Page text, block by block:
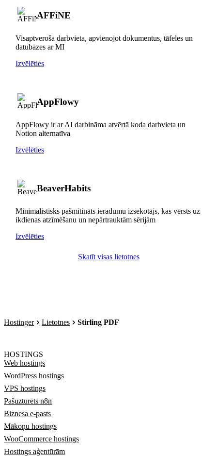
AFFiNE
Visaptveroša darbvieta, apvienojot dokumentus, tāfeles un
datubāzes ar MI
Izvēlēties
AppFlowy
AppFlowy ir ar AI darbināma atvērtā koda darbvieta un
Notion alternatīva
Izvēlēties
BeaverHabits
Minimalistisks pašmitināts ieradumu izsekotājs, kas vērsts uz
ikdienas atzīmēšanu un nepārtrauktām sērijām
Izvēlēties
Skatīt visas lietotnes
Hostinger Lietotnes Stirling PDF
HOSTINGS
Web hostings
WordPress hostings
VPS hostings
Pašuzturēts n8n
Biznesa e-pasts
Mākoņu hostings
WooCommerce hostings
Hostings aģentūrām